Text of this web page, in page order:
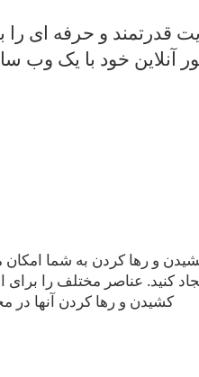
و رها کردن به شما
کنید. عناصر مختلف را
کشیدن و رها کردن آنها در